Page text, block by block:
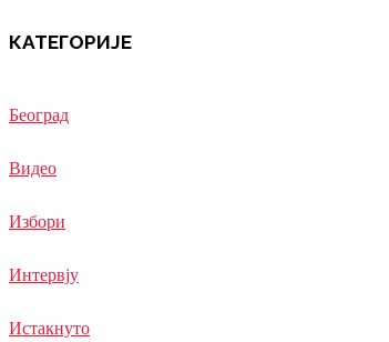
КАТЕГОРИЈЕ
Београд
Видео
Избори
Интервју
Истакнуто